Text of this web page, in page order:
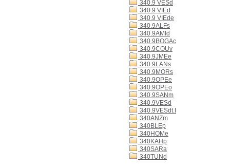
340.9 VESd
340.9 VIEd
340.9 VIEde
340.9ALFs
340.9AMId
340.9BOGAc
340.9COUv
340.9JMEe
340.9LANs
340.9MORs
340.9OPEe
340.9OPEo
340.9SANm
340.9VESd
340.9VESdt.I
340ANZm
340BLEp
340HOMe
340KAHp
340SARa
340TUNd